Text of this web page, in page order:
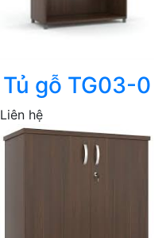
Tủ gỗ TG03-0
Liên hệ